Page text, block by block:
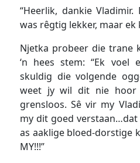
“Heerlik, dankie
was rêgtig lekker, maar ek
Njetka probeer die trane
‘n hees stem: “Ek voel
skuldig die volgende
weet jy wil dit nie
grensloos. Sê vir my
my dit goed
as aaklige bloed-dorstige
MY!!!”